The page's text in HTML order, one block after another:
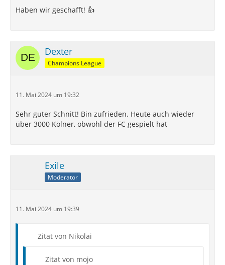
Haben wir geschafft! 👍
Dexter
Champions League
11. Mai 2024 um 19:32
Sehr guter Schnitt! Bin zufrieden. Heute auch wieder
über 3000 Kölner, obwohl der FC gespielt hat
Exile
Moderator
11. Mai 2024 um 19:39
Zitat von Nikolai
Zitat von mojo